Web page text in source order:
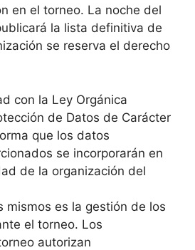
en el torneo. La noche del
la lista definitiva de
se reserva el derecho
con la Ley Orgánica
de Datos de Carácter
que los datos
se incorporarán en
de la organización del
mismos es la gestión de los
el torneo. Los
autorizan